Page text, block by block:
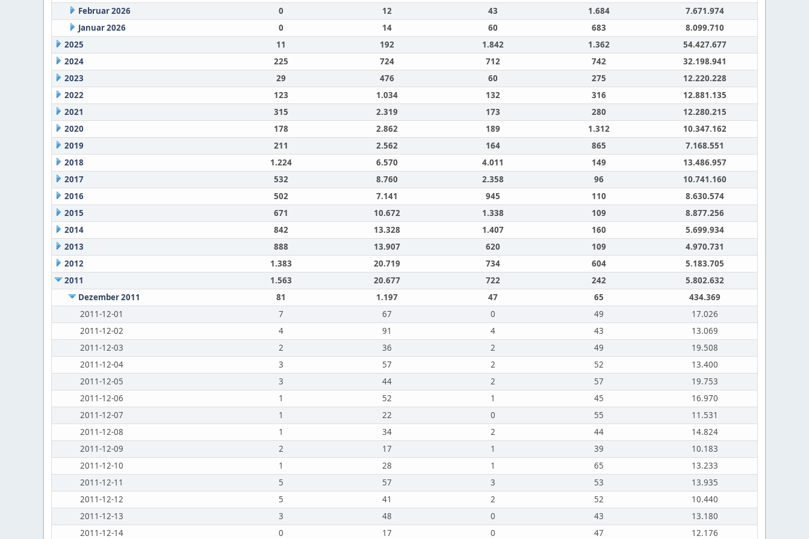
Februar 2026
0 12 43 1.684
7.671.974
Januar 2026
0 14 60 683
8.099.710
2025
11 192 1.842 1.362
54.427.677
2024
225 724 712 742
32.198.941
2023
29 476 60 275
12.220.228
2022
123 1.034 132 316
12.881.135
2021
315 2.319 173 280
12.280.215
2020
178 2.862 189 1.312
10.347.162
2019
211 2.562 164 865
7.168.551
2018
1.224 6.570 4.011 149
13.486.957
2017
532 8.760 2.358 96
10.741.160
2016
502 7.141 945 110
8.630.574
2015
671 10.672 1.338 109
8.877.256
2014
842 13.328 1.407 160
5.699.934
2013
888 13.907 620 109
4.970.731
2012
1.383 20.719 734 604
5.183.705
2011
1.563 20.677 722 242
5.802.632
Dezember 2011
81 1.197 47 65
434.369
2011-12-01
7 67 0 49
17.026
2011-12-02
4 91 4 43
13.069
2011-12-03
2 36 2 49
19.508
2011-12-04
3 57 2 52
13.400
2011-12-05
3 44 2 57
19.753
2011-12-06
1 52 1 45
16.970
2011-12-07
1 22 0 55
11.531
2011-12-08
1 34 2 44
14.824
2011-12-09
2 17 1 39
10.183
2011-12-10
1 28 1 65
13.233
2011-12-11
5 57 3 53
13.935
2011-12-12
5 41 2 52
10.440
2011-12-13
3 48 0 43
13.180
2011-12-14
0 17 0 47
12.176